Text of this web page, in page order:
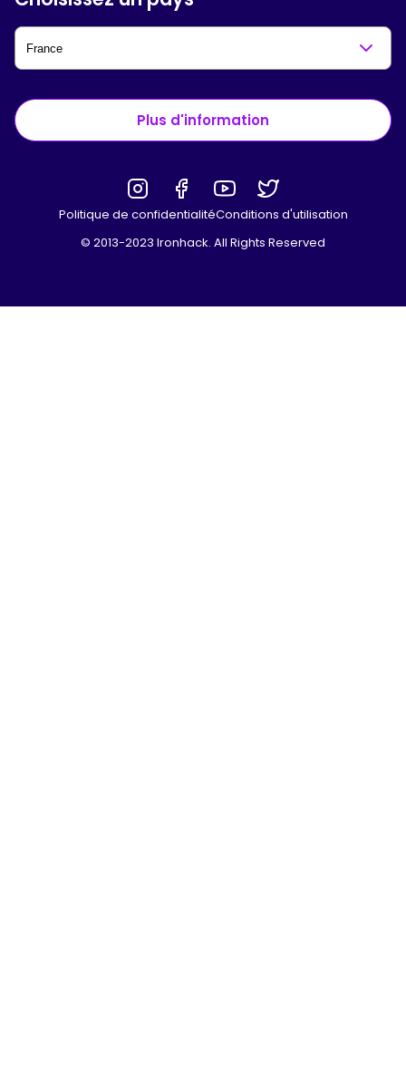
Plus d'information
Politique de confidentialitéConditions d'utilisation
© 2013-2023 Ironhack. All Rights Reserved